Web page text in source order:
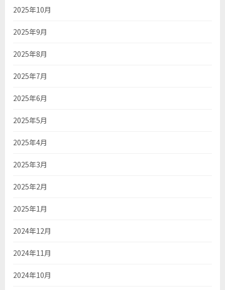
2025年10月
2025年9月
2025年8月
2025年7月
2025年6月
2025年5月
2025年4月
2025年3月
2025年2月
2025年1月
2024年12月
2024年11月
2024年10月